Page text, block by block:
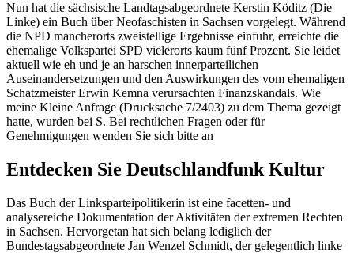
Nun hat die sächsische Landtagsabgeordnete Kerstin Köditz (Die
Linke) ein Buch über Neofaschisten in Sachsen vorgelegt. Während
die NPD mancherorts zweistellige Ergebnisse einfuhr, erreichte die
ehemalige Volkspartei SPD vielerorts kaum fünf Prozent. Sie leidet
aktuell wie eh und je an harschen innerparteilichen
Auseinandersetzungen und den Auswirkungen des vom ehemaligen
Schatzmeister Erwin Kemna verursachten Finanzskandals. Wie
meine Kleine Anfrage (Drucksache 7/2403) zu dem Thema gezeigt
hatte, wurden bei S. Bei rechtlichen Fragen oder für
Genehmigungen wenden Sie sich bitte an
Entdecken Sie Deutschlandfunk Kultur
Das Buch der Linksparteipolitikerin ist eine facetten- und
analysereiche Dokumentation der Aktivitäten der extremen Rechten
in Sachsen. Hervorgetan hat sich belang lediglich der
Bundestagsabgeordnete Jan Wenzel Schmidt, der gelegentlich linke